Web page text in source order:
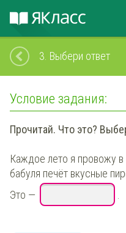
3. Выбери ответ
Условие задания:
Прочитай. Что это?
Каждое лето я провожу
бабуля печёт вкусные
Это —